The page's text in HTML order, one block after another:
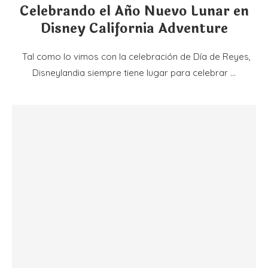
Celebrando el Año Nuevo Lunar en
Disney California Adventure
Tal como lo vimos con la celebración de Día de Reyes,
Disneylandia siempre tiene lugar para celebrar …